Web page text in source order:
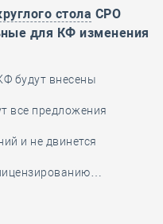
стола СРО
для КФ изменения
будут внесены
все предложения
и не двинется